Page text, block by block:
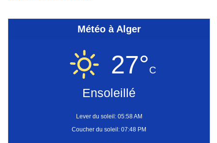
Météo à Alger
27°C
Ensoleillé
Lever du soleil: 05:58 AM
Coucher du soleil: 07:48 PM